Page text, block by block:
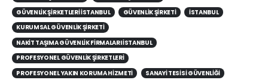
GÜVENLIK ŞIRKETLERI İSTANBUL
GÜVENLIK ŞIRKETI
ISTANBUL
KURUMSAL GÜVENLIK ŞIRKETI
NAKIT TAŞIMA GÜVENLIK FIRMALARI İSTANBUL
PROFESYONEL GÜVENLIK ŞIRKETLERI
PROFESYONEL YAKIN KORUMA HIZMETI
SANAYI TESISI GÜVENLIĞI